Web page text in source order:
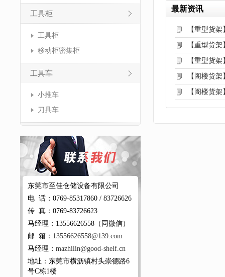
工具柜
工具柜
移动柜密集柜
工具车
小推车
刀具车
东莞市至佳仓储设备有限公司
电 话：0769-85317860 / 83726626
传 真：0769-83726623
马经理：13556626558（同微信）
邮 箱： 13556626558@139.com
马经理： mazhilin@good-shelf.cn
地址：东莞市横沥镇村头崇德路6
号C栋1楼
最新资讯
【重型货
【重型货
【重型货
【阁楼货
【阁楼货